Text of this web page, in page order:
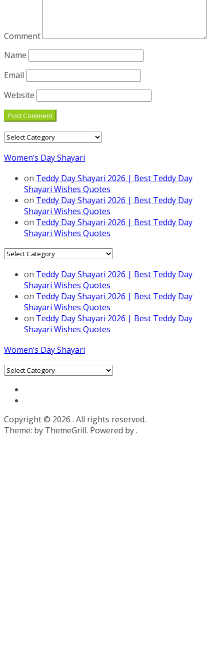
Comment
Name
Email
Website
Categories
Women’s Day Shayari
on Teddy Day Shayari 2026 | Best Teddy Day
Shayari Wishes Quotes
on Teddy Day Shayari 2026 | Best Teddy Day
Shayari Wishes Quotes
on Teddy Day Shayari 2026 | Best Teddy Day
Shayari Wishes Quotes
Categories
on Teddy Day Shayari 2026 | Best Teddy Day
Shayari Wishes Quotes
on Teddy Day Shayari 2026 | Best Teddy Day
Shayari Wishes Quotes
on Teddy Day Shayari 2026 | Best Teddy Day
Shayari Wishes Quotes
Women’s Day Shayari
Categories
Copyright © 2026 . All rights reserved.
Theme: by ThemeGrill. Powered by.